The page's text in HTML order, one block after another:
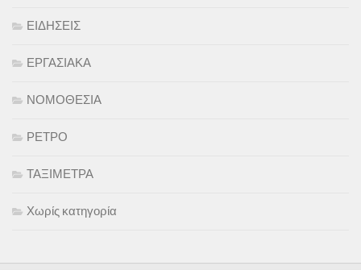
ΕΙΔΗΣΕΙΣ
ΕΡΓΑΣΙΑΚΑ
ΝΟΜΟΘΕΣΙΑ
ΡΕΤΡΟ
ΤΑΞΙΜΕΤΡΑ
Χωρίς κατηγορία